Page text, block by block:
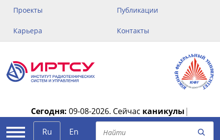
Проекты Публикации
Карьера Контакты
Сегодня: 09-08-2026. Сейчас каникулы |
Ru
En